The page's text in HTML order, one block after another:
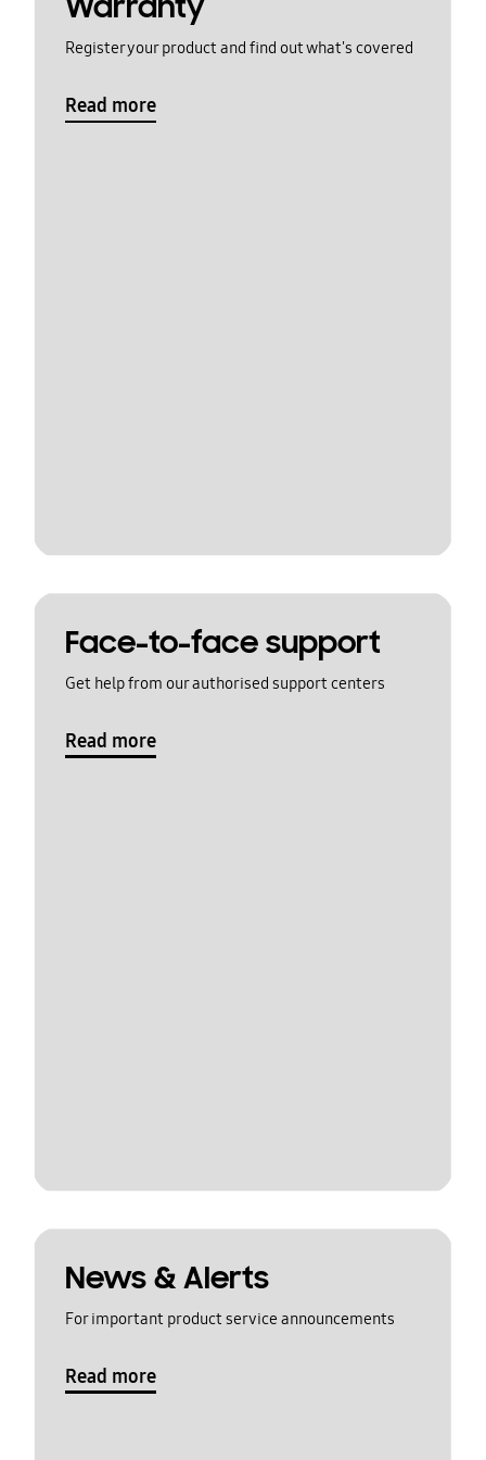
Register your product and find out what's covered
Read more
Face-to-face support
Get help from our authorised support centers
Read more
News & Alerts
For important product service announcements
Read more